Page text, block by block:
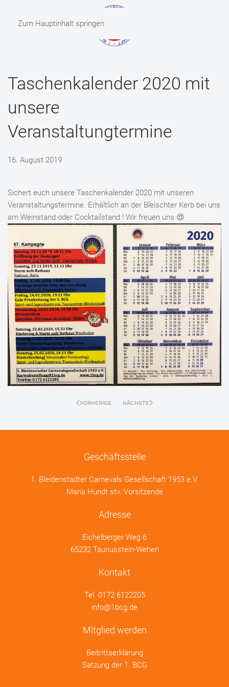
Zum Hauptinhalt springen
MENÜ
Taschenkalender 2020 mit
unsere
Veranstaltungtermine
16. August 2019
Sichert euch unsere Taschenkalender 2020 mit unseren
Veranstaltungstermine. Erhältlich an der Bleischter Kerb bei uns
am Weinstand oder Cocktailstand ! Wir freuen uns 😍
VORHERIGE NÄCHSTE
Geschäftsstelle
1. Bleidenstadter Carnevals Gesellschaft 1953 e.V.
Maria Hundt stv. Vorsitzende
Adresse
Eichelberger Weg 6
65232 Taunusstein-Wehen
Kontakt
Tel. 0172 6122205
info@1bcg.de
Mitglied werden
Beitrittserklärung
Satzung der 1. BCG